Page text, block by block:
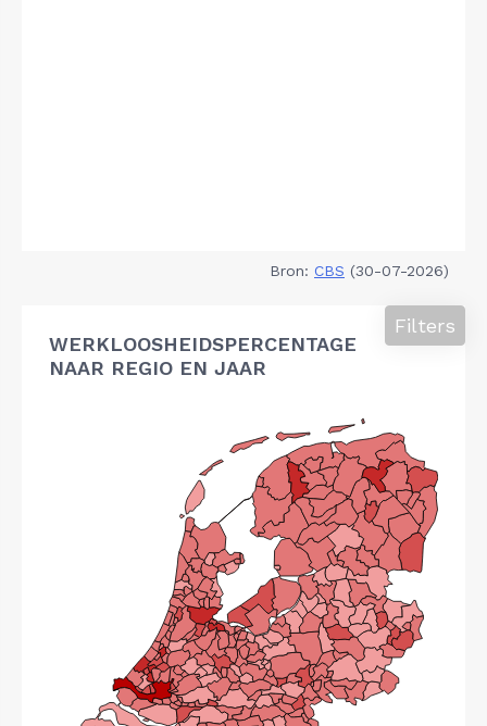
Bron: CBS (30-07-2026)
WERKLOOSHEIDSPERCENTAGE
NAAR REGIO EN JAAR
Filters